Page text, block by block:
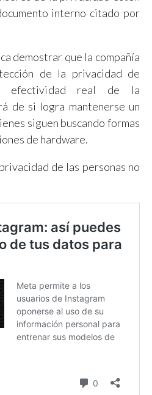
interno citado por
demostrar que la compañía
de la privacidad de
efectividad real de la
de si logra mantenerse un
siguen buscando formas
de hardware.
de las personas no